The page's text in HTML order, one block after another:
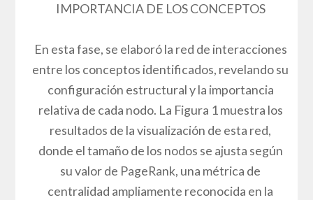
IMPORTANCIA DE LOS CONCEPTOS
En esta fase, se elaboró la red de interacciones
entre los conceptos identificados, revelando su
configuración estructural y la importancia
relativa de cada nodo. La Figura 1 muestra los
resultados de la visualización de esta red,
donde el tamaño de los nodos se ajusta según
su valor de PageRank, una métrica de
centralidad ampliamente reconocida en la